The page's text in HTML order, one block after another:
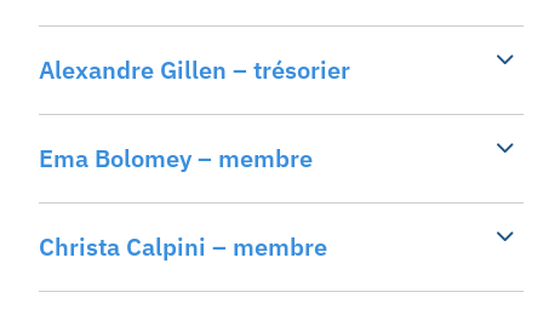
Alexandre Gillen – trésorier
Ema Bolomey – membre
Christa Calpini – membre